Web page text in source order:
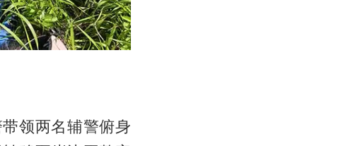
领两名辅警俯身